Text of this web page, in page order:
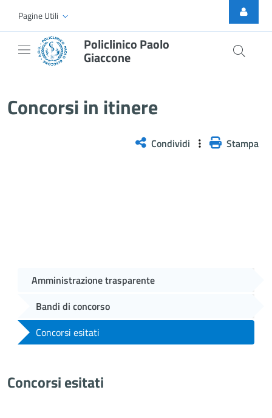
Skip to Main Content
Pagine Utili
Policlinico Paolo
Giaccone
Concorsi in itinere
Condividi Stampa
Amministrazione trasparente
Bandi di concorso
Concorsi esitati
Concorsi esitati